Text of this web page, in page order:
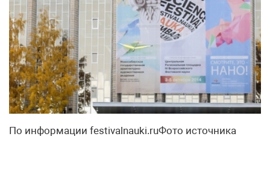
По информации festivalnauki.ruФото источника